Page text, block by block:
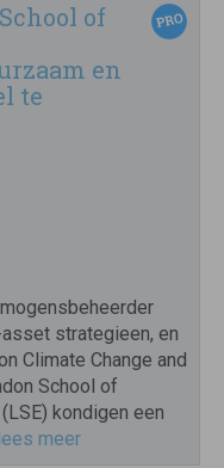
of
en
te
strategieen, en
Climate Change and
School of
kondigen een
lees meer